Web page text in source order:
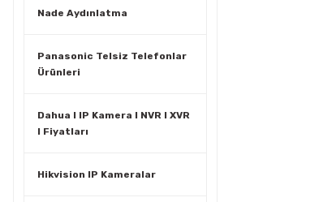
Nade Aydınlatma
Panasonic Telsiz Telefonlar
Ürünleri
Dahua I IP Kamera I NVR I XVR
I Fiyatları
Hikvision IP Kameralar